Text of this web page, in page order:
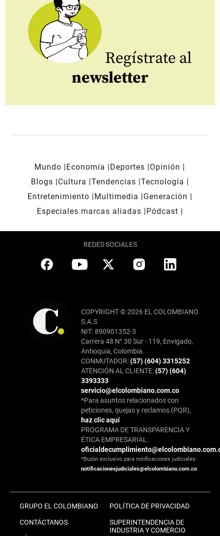
Regístrate al
newsletter
Mundo Economía Deportes
Opinión
Blogs
Cultura Tendencias Tecnología
Entretenimiento
Multimedia
Generación
Especiales marcas aliadas
Pódcast
REDES SOCIALES
COPYRIGHT © 2026 EL COLOMBIANO
S.A.S
NIT: 890901352-3
Carrera 48 N° 30 Sur - 119, Envigado,
Antioquia, Colombia.
CONMUTADOR:(57) (604) 3315252
ATENCIÓN AL CLIENTE:(57) (604)
3393333
servicio@elcolombiano.com.co
*Para asuntos relacionados con
peticiones, quejas y reclamos (PQR),
haz clic aquí
PROGRAMA DE TRANSPARENCIA Y
ÉTICA EMPRESARIAL:
*Buzón exclusivo para notificaciones judiciales:
notificacionesjudiciales@elcolombiano.com.co
GRUPO EL COLOMBIANO
CONTÁCTANOS
POLÍTICA DE PRIVACIDAD
SUPERINTENDENCIA DE
INDUSTRIA Y COMERCIO